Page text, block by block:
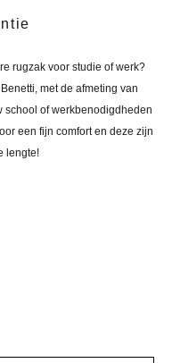
rugzak voor studie of werk?
met de afmeting van
school of werkbenodigdheden
een fijn comfort en deze zijn
lengte!